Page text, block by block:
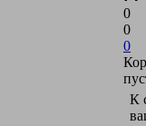
0
0
0
К